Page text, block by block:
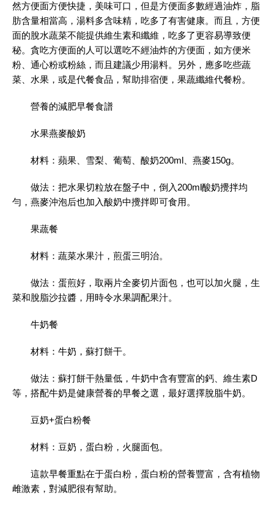
然方便面方便快捷，美味可口，但是方便面多數經過油炸，脂
肪含量相當高，湯料多含味精，吃多了有害健康。而且，方便
面的脫水蔬菜不能提供維生素和纖維，吃多了更容易導致便
秘。貪吃方便面的人可以選吃不經油炸的方便面，如方便米
粉、通心粉或粉絲，而且建議少用湯料。另外，應多吃些蔬
菜、水果，或是代餐食品，幫助排宿便，果蔬纖維代餐粉。
營養的減肥早餐食譜
水果燕麥酸奶
材料：蘋果、雪梨、葡萄、酸奶200ml、燕麥150g。
做法：把水果切粒放在盤子中，倒入200ml酸奶攪拌均
勻，燕麥沖泡后也加入酸奶中攪拌即可食用。
果蔬餐
材料：蔬菜水果汁，煎蛋三明治。
做法：蛋煎好，取兩片全麥切片面包，也可以加火腿，生
菜和脫脂沙拉醬，用時令水果調配果汁。
牛奶餐
材料：牛奶，蘇打餅干。
做法：蘇打餅干熱量低，牛奶中含有豐富的鈣、維生素D
等，搭配牛奶是健康營養的早餐之選，最好選擇脫脂牛奶。
豆奶+蛋白粉餐
材料：豆奶，蛋白粉，火腿面包。
這款早餐重點在于蛋白粉，蛋白粉的營養豐富，含有植物
雌激素，對減肥很有幫助。